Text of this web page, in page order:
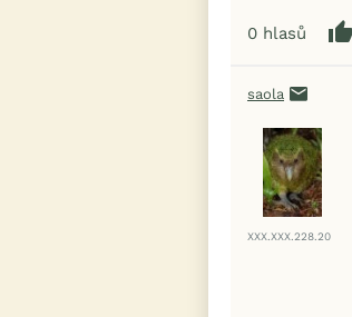
0 hlasů
saola
XXX.XXX.228.20